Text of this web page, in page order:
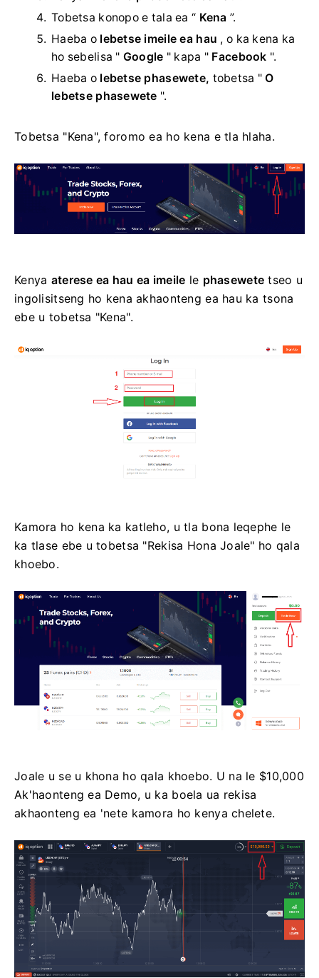
Tobetsa konopo e tala ea “ Kena ”.
Haeba o lebetse imeile ea hau , o ka kena ka
ho sebelisa " Google " kapa " Facebook ".
Haeba o lebetse phasewete, tobetsa "O
lebetse phasewete ".
Tobetsa "Kena", foromo ea ho kena e tla hlaha.
Kenya aterese ea hau ea imeile le phasewete tseo u
ingolisitseng ho kena akhaonteng ea hau ka tsona
ebe u tobetsa "Kena".
Kamora ho kena ka katleho, u tla bona leqephe le
ka tlase ebe u tobetsa "Rekisa Hona Joale" ho qala
khoebo.
Joale u se u khona ho qala khoebo. U na le $10,000
Ak'haonteng ea Demo, u ka boela ua rekisa
akhaonteng ea 'nete kamora ho kenya chelete.